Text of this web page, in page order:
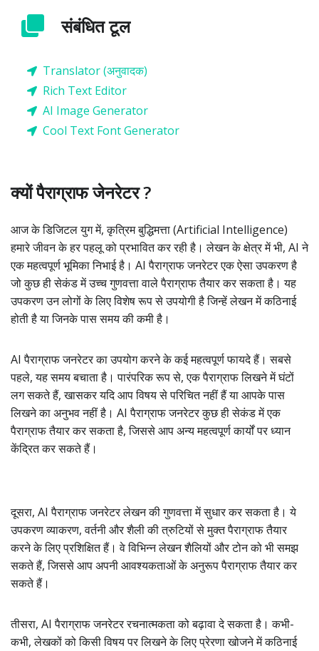
संबंधित टूल
Translator (अनुवादक)
Rich Text Editor
AI Image Generator
Cool Text Font Generator
क्यों पैराग्राफ जेनरेटर ?
आज के डिजिटल युग में, कृत्रिम बुद्धिमत्ता (Artificial Intelligence)
हमारे जीवन के हर पहलू को प्रभावित कर रही है। लेखन के क्षेत्र में भी, AI ने
एक महत्वपूर्ण भूमिका निभाई है। AI पैराग्राफ जनरेटर एक ऐसा उपकरण है
जो कुछ ही सेकंड में उच्च गुणवत्ता वाले पैराग्राफ तैयार कर सकता है। यह
उपकरण उन लोगों के लिए विशेष रूप से उपयोगी है जिन्हें लेखन में कठिनाई
होती है या जिनके पास समय की कमी है।
AI पैराग्राफ जनरेटर का उपयोग करने के कई महत्वपूर्ण फायदे हैं। सबसे
पहले, यह समय बचाता है। पारंपरिक रूप से, एक पैराग्राफ लिखने में घंटों
लग सकते हैं, खासकर यदि आप विषय से परिचित नहीं हैं या आपके पास
लिखने का अनुभव नहीं है। AI पैराग्राफ जनरेटर कुछ ही सेकंड में एक
पैराग्राफ तैयार कर सकता है, जिससे आप अन्य महत्वपूर्ण कार्यों पर ध्यान
केंद्रित कर सकते हैं।
दूसरा, AI पैराग्राफ जनरेटर लेखन की गुणवत्ता में सुधार कर सकता है। ये
उपकरण व्याकरण, वर्तनी और शैली की त्रुटियों से मुक्त पैराग्राफ तैयार
करने के लिए प्रशिक्षित हैं। वे विभिन्न लेखन शैलियों और टोन को भी समझ
सकते हैं, जिससे आप अपनी आवश्यकताओं के अनुरूप पैराग्राफ तैयार कर
सकते हैं।
तीसरा, AI पैराग्राफ जनरेटर रचनात्मकता को बढ़ावा दे सकता है। कभी-
कभी, लेखकों को किसी विषय पर लिखने के लिए प्रेरणा खोजने में कठिनाई